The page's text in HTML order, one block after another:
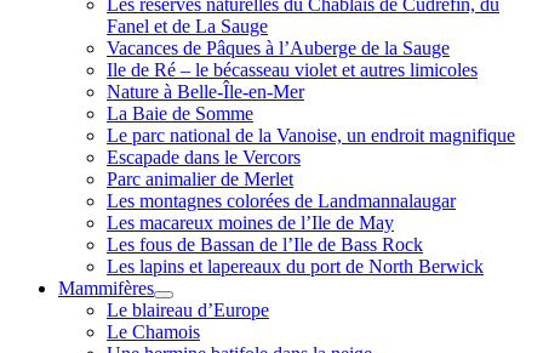
Les réserves naturelles du Chablais de Cudrefin, du
Fanel et de La Sauge
Vacances de Pâques à l’Auberge de la Sauge
Ile de Ré – le bécasseau violet et autres limicoles
Nature à Belle-Île-en-Mer
La Baie de Somme
Le parc national de la Vanoise, un endroit magnifique
Escapade dans le Vercors
Parc animalier de Merlet
Les montagnes colorées de Landmannalaugar
Les macareux moines de l’Ile de May
Les fous de Bassan de l’Ile de Bass Rock
Les lapins et lapereaux du port de North Berwick
Mammifères
ouvrir
menu
Le blaireau d’Europe
Le Chamois